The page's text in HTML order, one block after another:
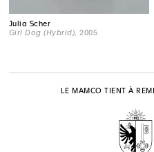
Julia Scher
Girl Dog (Hybrid) , 2005
LE MAMCO TIENT À